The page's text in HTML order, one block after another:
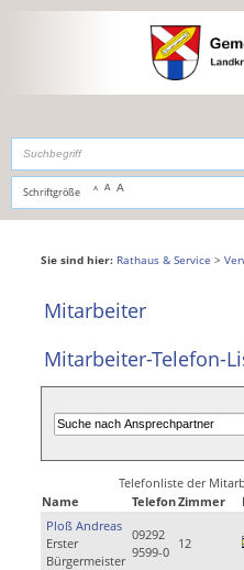
,zur Navigationoderzur
Schriftgröße A A A
Sie sind hier: Rathaus & Service >
Mitarbeiter
Mitarbeiter-Telefon-
Telefonliste der
Name
TelefonZimmer
Ploß Andreas
Erster
Bürgermeister
09292
9599-0
12